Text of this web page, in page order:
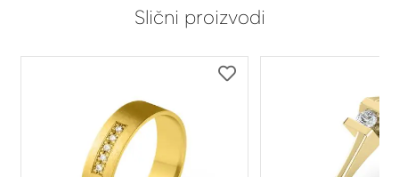
Slični proizvodi